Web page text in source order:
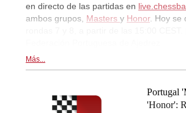
en directo de las partidas en
ambos grupos, Masters y Honor. Hoy se
Más...
Portugal
'Honor':